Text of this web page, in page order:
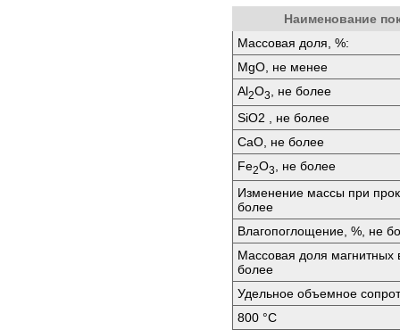
Наименование
Массовая доля, %:
МgО, не менее
Аl2O3
, не более
SiО2 , не более
СаО, не более
Fе2O3
, не более
Изменение массы при
более
Влагопоглощение, %, не
Массовая доля магнитных
более
Удельное объемное
800 °C